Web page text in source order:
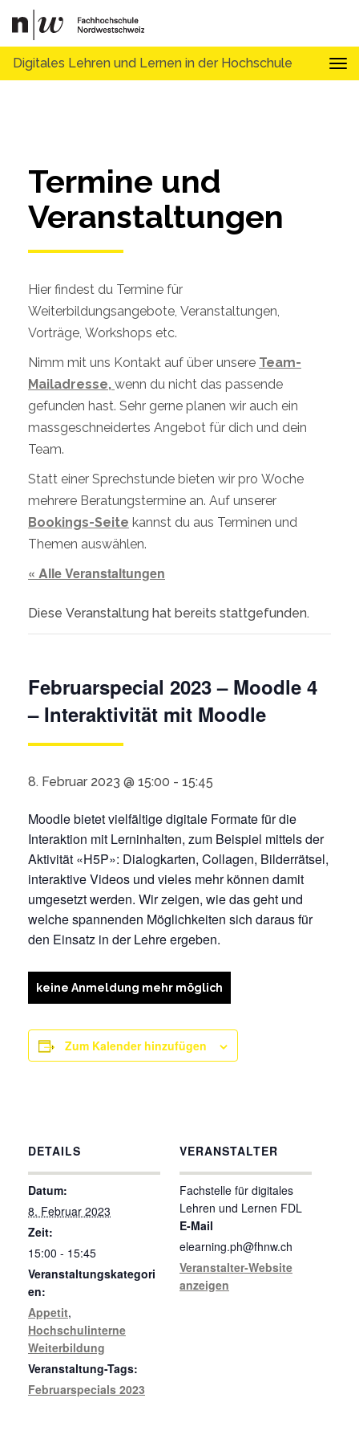
Digitales Lehren und Lernen in der Hochschule
Termine und
Veranstaltungen
Hier findest du Termine für
Weiterbildungsangebote, Veranstaltungen,
Vorträge, Workshops etc.
Nimm mit uns Kontakt auf über unsere Team-
Mailadresse, wenn du nicht das passende
gefunden hast. Sehr gerne planen wir auch ein
massgeschneidertes Angebot für dich und dein
Team.
Statt einer Sprechstunde bieten wir pro Woche
mehrere Beratungstermine an. Auf unserer
Bookings-Seite kannst du aus Terminen und
Themen auswählen.
« Alle Veranstaltungen
Diese Veranstaltung hat bereits stattgefunden.
Februarspecial 2023 – Moodle 4
– Interaktivität mit Moodle
8. Februar 2023 @ 15:00 - 15:45
Moodlebietet vielfältige digitale Formate für die
Interaktion mit Lerninhalten, zum Beispiel mittels der
Aktivität «H5P»: Dialogkarten, Collagen, Bilderrätsel,
interaktive Videos und vieles mehr können damit
umgesetzt werden. Wir zeigen, wie das geht und
welche spannenden Möglichkeiten sich daraus für
den Einsatz in der Lehre ergeben.
keine Anmeldung mehr möglich
Zum Kalender hinzufügen
DETAILS
Datum:
8. Februar 2023
Zeit:
15:00 - 15:45
Veranstaltungskategori
en:
Appetit,
Hochschulinterne
Weiterbildung
Veranstaltung-Tags:
Februarspecials 2023
VERANSTALTER
Fachstelle für digitales
Lehren und Lernen FDL
E-Mail
elearning.ph@fhnw.ch
Veranstalter-Website
anzeigen